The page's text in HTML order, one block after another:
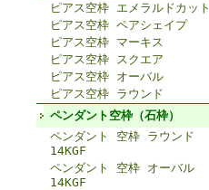
ピアス空枠 エメラルドカット
ピアス空枠 ペアシェイプ
ピアス空枠 マーキス
ピアス空枠 スクエア
ピアス空枠 オーバル
ピアス空枠 ラウンド
ペンダント空枠（石枠）
ペンダント 空枠 ラウンド
14KGF
ペンダント 空枠 オーバル
14KGF